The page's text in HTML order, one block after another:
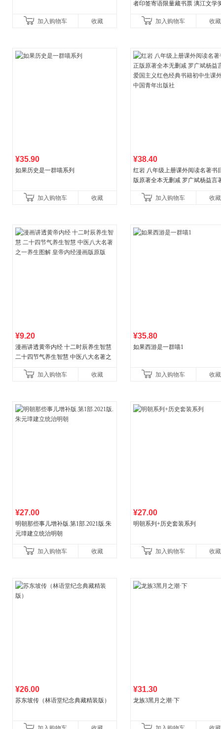
加入购物车 收藏
者印签寄语限量藏书票 漓江文学
加入购物车 收藏
¥35.90
如果历史是一群喵系列
加入购物车 收藏
¥38.40
红岩 八年级上册课外阅读名著书
版原著全本无删减 罗广斌杨益言
国青年出版社加入购物车 收藏
¥9.20
漫画讲透黄帝内经 十二时辰养生智慧
二十四节气养生智慧 中医八大名著之
加入购物车
收藏
¥35.80
如果西游是一群喵1
加入购物车 收藏
¥27.00
明朝那些事儿增补版.第1部.2021版.朱
元璋建立统治明朝
加入购物车 收藏
¥27.00
明朝系列+历史套装系列
加入购物车 收藏
¥26.00
苏东坡传（林语堂纪念典藏精装版）
¥31.30
龙族3黑月之潮·下